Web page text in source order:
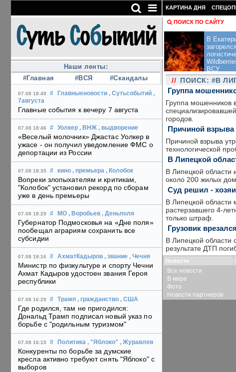
Наши ленты:
#Главная
#ВСЯ #Скандалы
07.08 18:49 # Главныеновости , Сутьсобытий ,
7августа
Главные события к вечеру 7 августа
07.08 18:46 # Уолкер , ВНЖ , выдворение
«Веселый молочник» Джастас Уолкер в
ужасе - он получил уведомление ФМС о
депортации из России
07.08 18:35 # кино , премьера , Колобок
Вопреки злопыхателям и критикам,
"Колобок" установил рекорд по сборам
уже в день премьеры
07.08 18:29 # МО , Воробьев , Деньполя
Губернатор Подмосковья на «Дне поля»
пообещал аграриям сохранить все
субсидии
07.08 18:16 # АхматКадыров , звание , Чечня
Министр по физкультуре и спорту Чечни
Ахмат Кадыров удостоен звания Героя
республики
07.08 16:29 # Трамп , гражданство , США
Где родился, там не пригодился:
Дональд Трамп подписал новый указ по
борьбе с "родильным туризмом"
07.08 16:15 # Политика , "Яблоко" , Журавлев
Конкуренты по борьбе за думские
кресла активно требуют снять "Яблоко" с
выборов
КАРТИНА ДНЯ
ПОИСК ПО САЙТУ
В
загорелся
ВСУ
// ПОИСК: #В
Группа
Группа мошенников
городов.
Причиной взрыва
Причиной взрыва
технологической
В Липецкой
В Липецкой области
около 200 жилых
Суд решил -
В Липецкой области
растерзавшего 4-
только штраф.
Грузовик
В Липецкой области
результате ДТП
Новости
Все новости
В мире
Фото
Новости партнеров